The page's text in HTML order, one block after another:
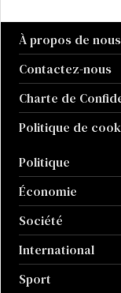
À propos de nous
Contactez-nous
Charte de
Politique de
Politique
Économie
Société
International
Sport